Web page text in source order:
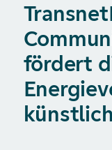
fördert